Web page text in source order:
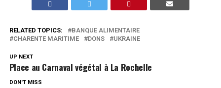
RELATED TOPICS:
BANQUE ALIMENTAIRE
CHARENTE MARITIME
DONS UKRAINE
UP NEXT
Place au Carnaval végétal à La Rochelle
DON'T MISS